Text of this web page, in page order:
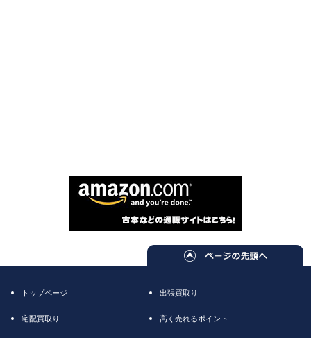
トップページ 出張買取り
宅配買取り 高く売れるポイント